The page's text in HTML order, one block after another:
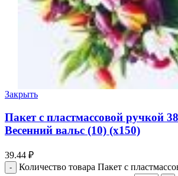
Закрыть
Пакет с пластмассовой ручкой
Весенний вальс (10) (х150)
39.44 ₽
Количество товара Пакет с